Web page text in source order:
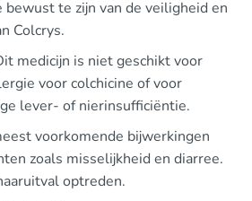
bewust te zijn van de veiligheid en
Colcrys.
medicijn is niet geschikt voor
voor colchicine of voor
lever- of nierinsufficiëntie.
voorkomende bijwerkingen
zoals misselijkheid en diarree.
optreden.